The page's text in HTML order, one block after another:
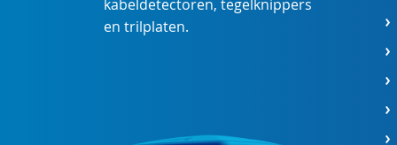
kabeldetectoren, tegelknippers
en trilplaten.